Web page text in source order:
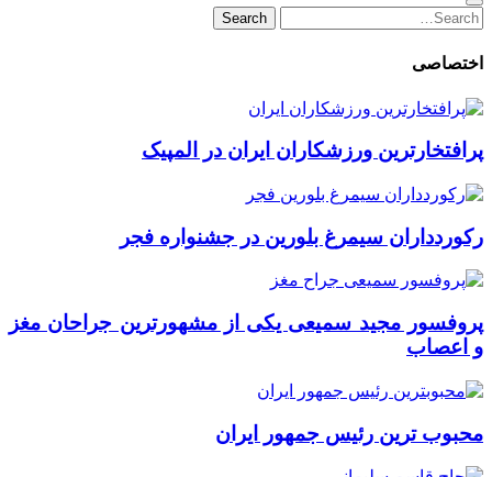
Search
for:
Search
اختصاصی
پرافتخارترین ورزشکاران ایران در المپیک
رکوردداران سیمرغ بلورین در جشنواره فجر
پروفسور مجید سمیعی یکی از مشهورترین جراحان مغز
و اعصاب
محبوب ترین رئیس جمهور ایران